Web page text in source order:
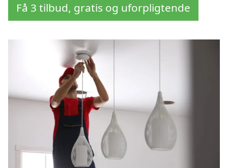
Få 3 tilbud, gratis og uforpligtende